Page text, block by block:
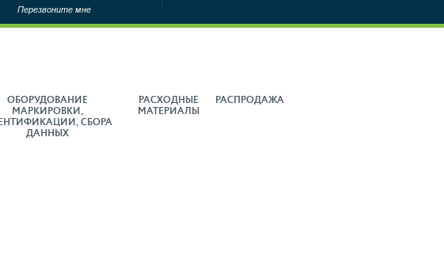
Перезвоните мне
ОБОРУДОВАНИЕ
МАРКИРОВКИ,
СБОРА
ДАННЫХ
РАСХОДНЫЕ
МАТЕРИАЛЫ
РАСПРОДАЖА